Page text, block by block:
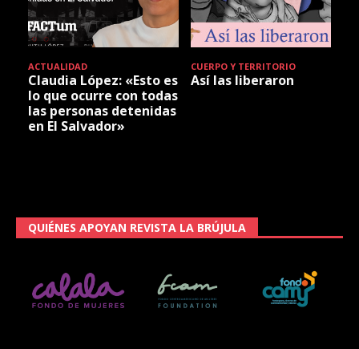
ACTUALIDAD
Claudia López: «Esto es
lo que ocurre con todas
las personas detenidas
en El Salvador»
CUERPO Y TERRITORIO
Así las liberaron
QUIÉNES APOYAN REVISTA LA BRÚJULA